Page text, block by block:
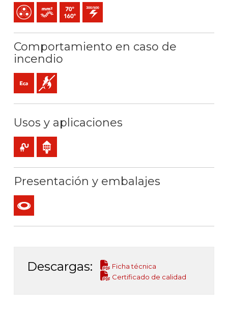
MultipolarConductor flexible (clase 5) mm2
Temperatura máx. servicio: 70ºC / 160ºC
300 / 500 V C.A.
Comportamiento en caso de
incendio
Eca (reacción al fuego)
No propagador de la llama
Usos y aplicaciones
Uso móvilUso interior
Presentación y embalajes
Descargas:
Ficha técnica
Certificado de calidad